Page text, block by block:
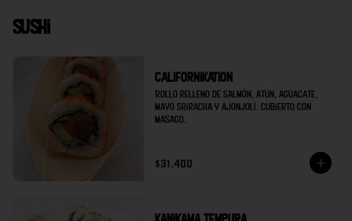
Sushi
Californikation
Rollo relleno de salmón, atún, aguacate,
mayo sriracha y ajonjolí. Cubierto con
masago.
$31.400